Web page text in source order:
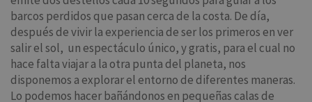
barcos perdidos que pasan cerca de la costa. De día,
después de vivir la experiencia de ser los primeros en ver
salir el sol, un espectáculo único, y gratis, para el cual no
hace falta viajar a la otra punta del planeta, nos
disponemos a explorar el entorno de diferentes maneras.
Lo podemos hacer bañándonos en pequeñas calas de